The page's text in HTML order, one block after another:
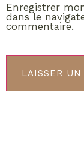
Enregistrer
dans le
commentaire.